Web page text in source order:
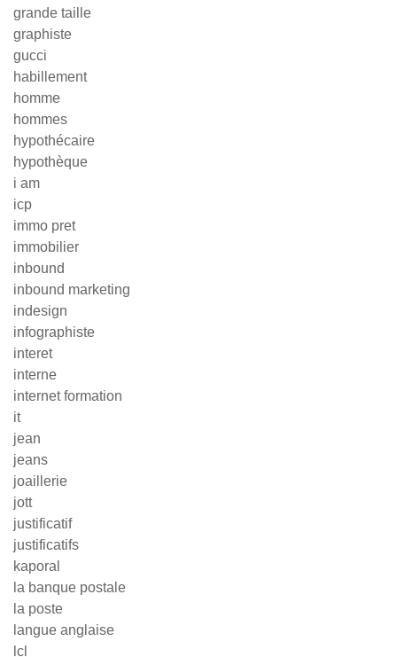
grande taille
graphiste
gucci
habillement
homme
hommes
hypothécaire
hypothèque
i am
icp
immo pret
immobilier
inbound
inbound marketing
indesign
infographiste
interet
interne
internet formation
it
jean
jeans
joaillerie
jott
justificatif
justificatifs
kaporal
la banque postale
la poste
langue anglaise
lcl